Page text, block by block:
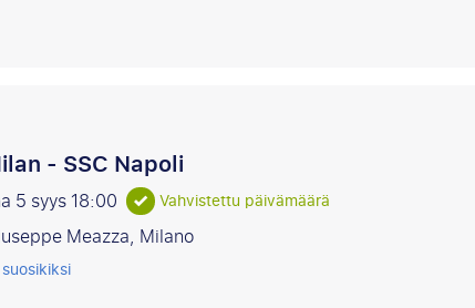
- SSC Napoli
5 syys18:00 Vahvistettu päivämäärä
Meazza, Milano